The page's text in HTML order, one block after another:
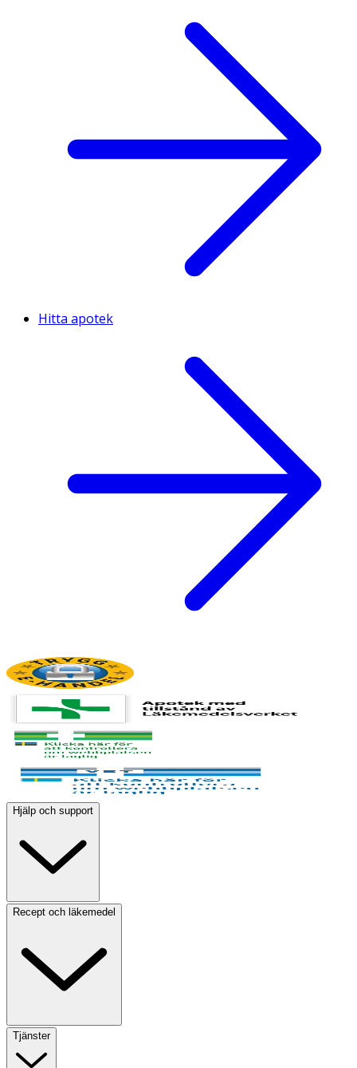
Hitta apotek
Hjälp och support
Recept och läkemedel
Tjänster